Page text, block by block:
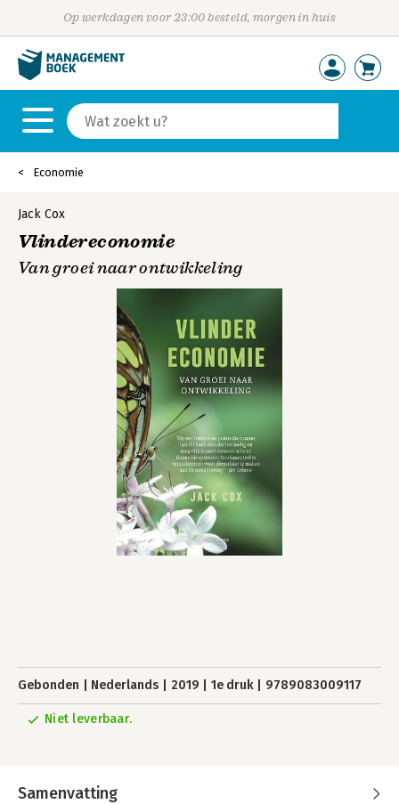
Op werkdagen voor 23:00 besteld, morgen in huis
Economie
Jack Cox
Vlindereconomie
Van groei naar ontwikkeling
Gebonden Nederlands 2019 1e druk 9789083009117
Niet leverbaar.
Samenvatting